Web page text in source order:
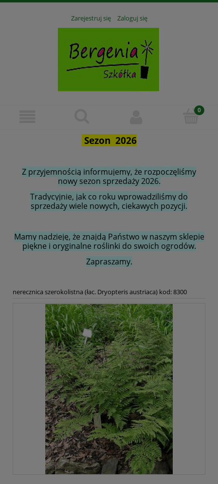
Zarejestruj się Zaloguj się
Sezon 2026
Z przyjemnością informujemy, że rozpoczęliśmy
nowy sezon sprzedaży 2026.
Tradycyjnie, jak co roku wprowadziliśmy do
sprzedaży wiele nowych, ciekawych pozycji.
Mamy nadzieję, że znajdą Państwo w naszym sklepie
piękne i oryginalne roślinki do swoich ogrodów.
Zapraszamy.
nerecznica szerokolistna (łac. Dryopteris austriaca) kod: 8300